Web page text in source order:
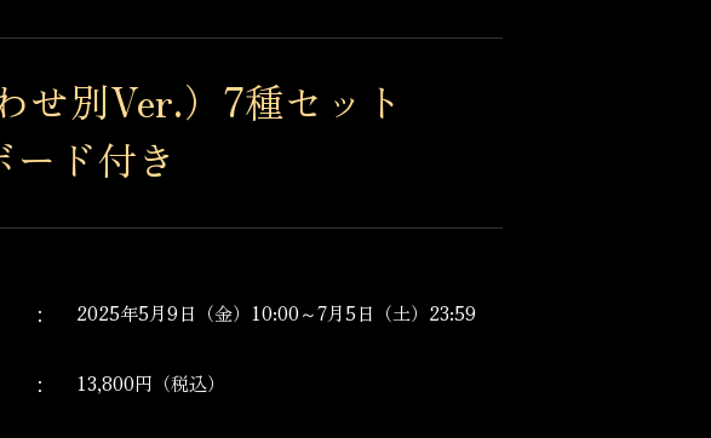
せ別Ver.）7種セット
ード付き
2025年5月9日（金）10:00～7月5日（土）23:59
13,800円（税込）